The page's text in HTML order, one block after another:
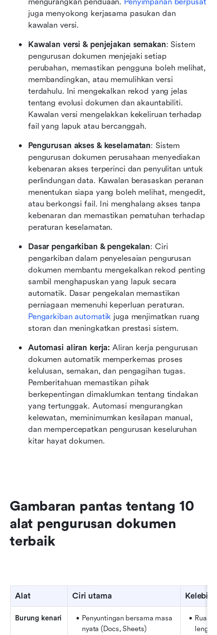
juga menyokong kerjasama pasukan dan
kawalan versi.
Kawalan versi & penjejakan semakan: Sistem
pengurusan dokumen menjejaki setiap
perubahan, memastikan pengguna boleh melihat,
membandingkan, atau memulihkan versi
terdahulu. Ini mengekalkan rekod yang jelas
tentang evolusi dokumen dan akauntabiliti.
Kawalan versi mengelakkan kekeliruan terhadap
fail yang lapuk atau bercanggah.
Pengurusan akses & keselamatan: Sistem
pengurusan dokumen perusahaan menyediakan
kebenaran akses terperinci dan penyulitan untuk
perlindungan data. Kawalan berasaskan peranan
menentukan siapa yang boleh melihat, mengedit,
atau berkongsi fail. Ini menghalang akses tanpa
kebenaran dan memastikan pematuhan terhadap
peraturan keselamatan.
Dasar pengarkiban & pengekalan: Ciri
pengarkiban dalam penyelesaian pengurusan
dokumen membantu mengekalkan rekod penting
sambil menghapuskan yang lapuk secara
automatik. Dasar pengekalan memastikan
Pengarkiban automatik juga menjimatkan ruang
storan dan meningkatkan prestasi sistem.
Automasi aliran kerja: Aliran kerja pengurusan
dokumen automatik memperkemas proses
kelulusan, semakan, dan pengagihan tugas.
Pemberitahuan memastikan pihak
berkepentingan dimaklumkan tentang tindakan
yang tertunggak. Automasi mengurangkan
kelewatan, meminimumkan kesilapan manual,
dan mempercepatkan pengurusan keseluruhan
kitar hayat dokumen.
Gambaran pantas tentang 10
alat pengurusan dokumen
terbaik
Alat Ciri utama
Burung kenari
Penyuntingan bersama masa
nyata (Docs, Sheets)